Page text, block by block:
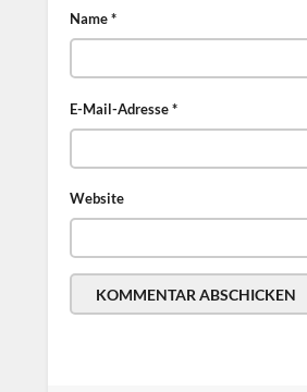
Name*
E-Mail-Adresse*
Website